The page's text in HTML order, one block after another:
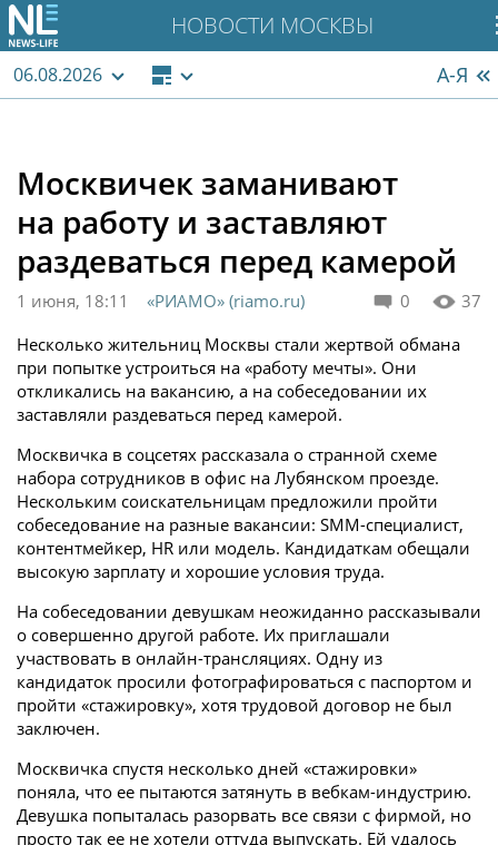
НОВОСТИ МОСКВЫ
06.08.2026 А-Я
Москвичек заманивают
на работу и заставляют
раздеваться перед камерой
0 37
1 июня, 18:11
«РИАМО» (riamo.ru)
Несколько жительниц Москвы стали жертвой обмана
при попытке устроиться на «работу мечты». Они
откликались на вакансию, а на собеседовании их
заставляли раздеваться перед камерой.
Москвичка в соцсетях рассказала о странной схеме
набора сотрудников в офис на Лубянском проезде.
Нескольким соискательницам предложили пройти
собеседование на разные вакансии: SMM-специалист,
контентмейкер, HR или модель. Кандидаткам обещали
высокую зарплату и хорошие условия труда.
На собеседовании девушкам неожиданно рассказывали
о совершенно другой работе. Их приглашали
участвовать в онлайн-трансляциях. Одну из
кандидаток просили фотографироваться с паспортом и
пройти «стажировку», хотя трудовой договор не был
заключен.
Москвичка спустя несколько дней «стажировки»
поняла, что ее пытаются затянуть в вебкам-индустрию.
Девушка попыталась разорвать все связи с фирмой, но
просто так ее не хотели оттуда выпускать. Ей удалось